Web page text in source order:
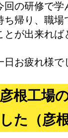
の研修で学
帰り、職場
が出来れば
お疲れ様で
彦根工場
した（彦